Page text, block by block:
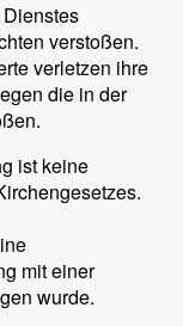
verstoßen.
verletzen ihre
die in der
ist keine
mit einer
wurde.